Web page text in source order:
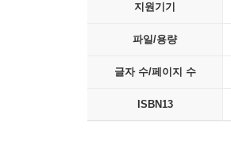
지원기기
파일/용량
글자 수/페이지 수
ISBN13